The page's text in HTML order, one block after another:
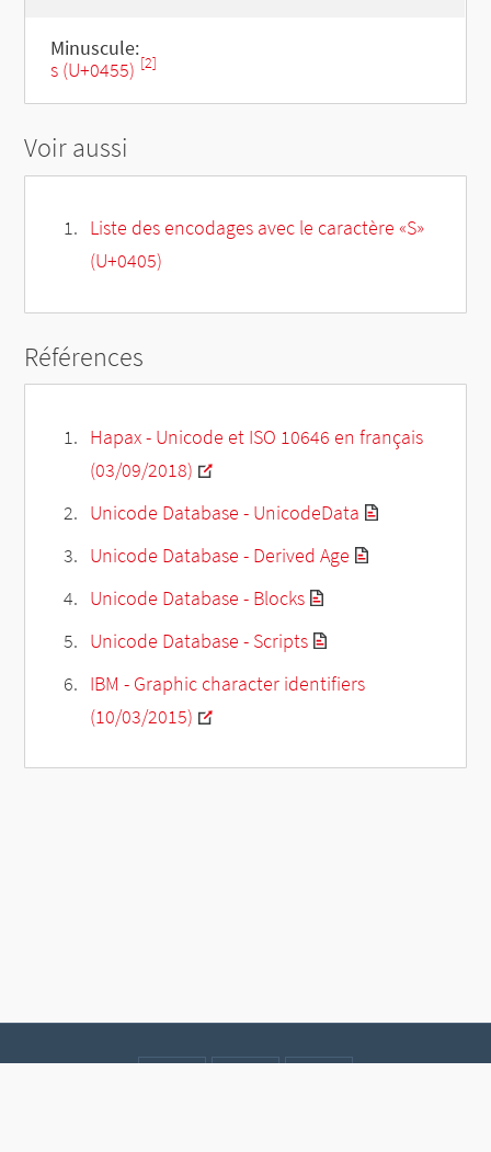
Minuscule:
ѕ (U+0455) [2]
Voir aussi
Liste des encodages avec le caractère «Ѕ»
(U+0405)
Références
Hapax - Unicode et ISO 10646 en français
(03/09/2018)
Unicode Database - UnicodeData
Unicode Database - Derived Age
Unicode Database - Blocks
Unicode Database - Scripts
IBM - Graphic character identifiers
(10/03/2015)